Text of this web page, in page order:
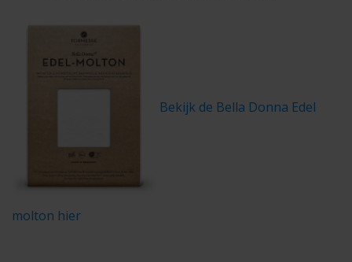
Bekijk de Bella Donna Edel
molton hier